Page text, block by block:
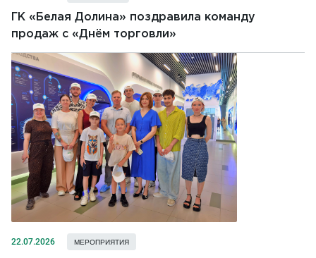
ГК «Белая Долина» поздравила команду
продаж с «Днём торговли»
22.07.2026 МЕРОПРИЯТИЯ